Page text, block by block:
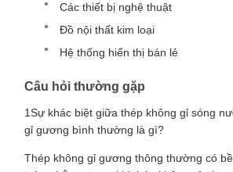
Các thiết bị nghệ thuật
Đồ nội thất kim loại
Hệ thống hiển thị bán lẻ
Câu hỏi thường gặp
1Sự khác biệt giữa thép không gỉ sóng
gỉ gương bình thường là gì?
Thép không gỉ gương thông thường có